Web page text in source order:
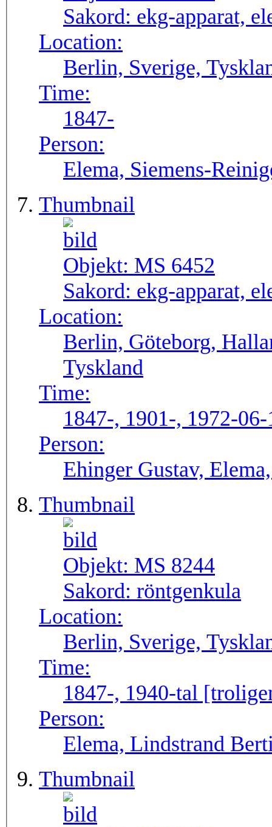
Sakord: ekg-apparat,
Location:
Berlin, Sverige,
Time:
1847-
Person:
Elema, Siemens-
Thumbnail
Objekt: MS 6452
Sakord: ekg-apparat,
Location:
Berlin, Göteborg,
Tyskland
Time:
1847-, 1901-, 1972-06-
Person:
Ehinger Gustav,
Thumbnail
Objekt: MS 8244
Sakord: röntgenkula
Location:
Berlin, Sverige,
Time:
1847-, 1940-tal
Person:
Elema, Lindstrand
Thumbnail